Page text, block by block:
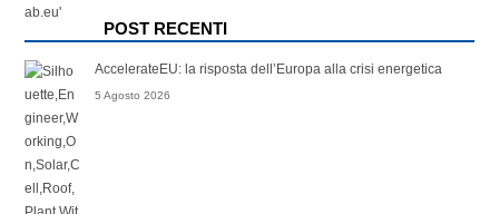
POST RECENTI
AccelerateEU: la risposta dell’Europa alla crisi energetica
5 Agosto 2026